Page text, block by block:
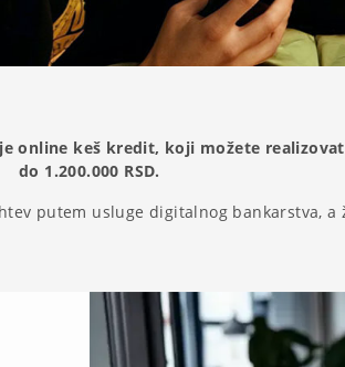
online keš kredit, koji možete
do 1.200.000 RSD.
putem usluge digitalnog bankarstva,